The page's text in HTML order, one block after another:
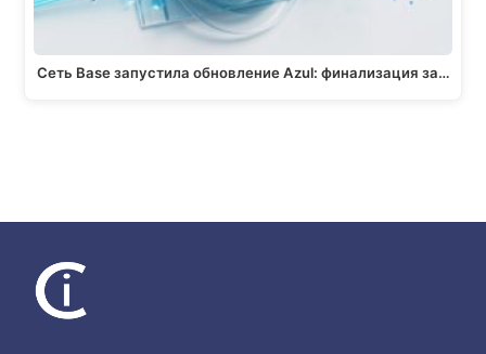
Сеть Base запустила обновление Azul: финализация за…